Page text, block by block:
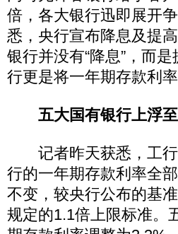
倍，各大银行迅即展开
悉，央行宣布降息及提
银行并没有“降息”，而
行更是将一年期存款利
五大国有银行上浮
记者昨天获悉，工行
行的一年期存款利率全
不变，较央行公布的基
规定的1.1倍上限标准。